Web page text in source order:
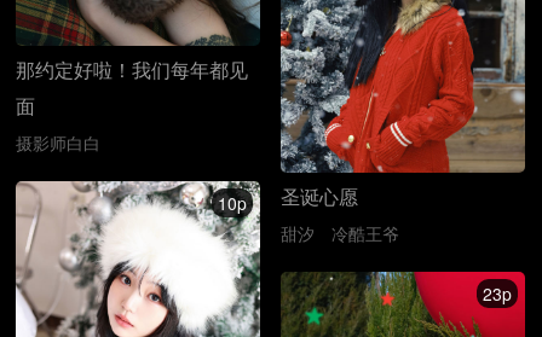
那约定好啦！我们每年都见
面
摄影师白白
圣诞心愿
甜汐 冷酷王爷
10p
23p